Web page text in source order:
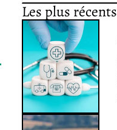
Les plus récents